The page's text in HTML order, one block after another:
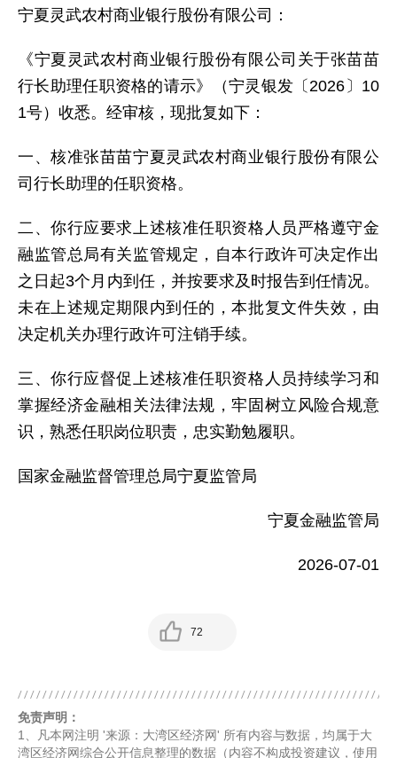
宁夏灵武农村商业银行股份有限公司：
《宁夏灵武农村商业银行股份有限公司关于张苗苗
行长助理任职资格的请示》（宁灵银发〔2026〕10
1号）收悉。经审核，现批复如下：
一、核准张苗苗宁夏灵武农村商业银行股份有限公
司行长助理的任职资格。
二、你行应要求上述核准任职资格人员严格遵守金
融监管总局有关监管规定，自本行政许可决定作出
之日起3个月内到任，并按要求及时报告到任情况。
未在上述规定期限内到任的，本批复文件失效，由
决定机关办理行政许可注销手续。
三、你行应督促上述核准任职资格人员持续学习和
掌握经济金融相关法律法规，牢固树立风险合规意
识，熟悉任职岗位职责，忠实勤勉履职。
国家金融监督管理总局宁夏监管局
宁夏金融监管局
2026-07-01
72
免责声明：
1、凡本网注明 '来源：大湾区经济网' 所有内容与数据，均属于大
湾区经济网综合公开信息整理的数据（内容不构成投资建议，使用